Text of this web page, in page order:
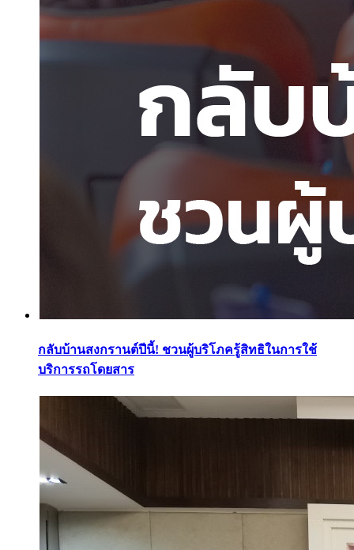
กลับบ้านสงกรานต์ปีนี้! ชวนผู้บริโภครู้สิทธิในการใช้
บริการรถโดยสาร